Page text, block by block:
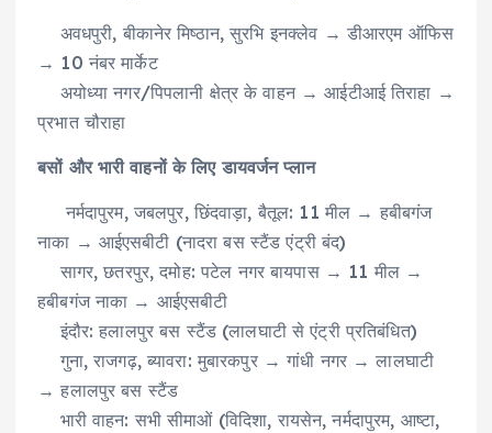
अवधपुरी, बीकानेर मिष्ठान, सुरभि इनक्लेव → डीआरएम ऑफिस
→ 10 नंबर मार्केट
अयोध्या नगर/पिपलानी क्षेत्र के वाहन → आईटीआई तिराहा →
प्रभात चौराहा
बसों और भारी वाहनों के लिए डायवर्जन प्लान
नर्मदापुरम, जबलपुर, छिंदवाड़ा, बैतूल: 11 मील → हबीबगंज
नाका → आईएसबीटी (नादरा बस स्टैंड एंट्री बंद)
सागर, छतरपुर, दमोह: पटेल नगर बायपास → 11 मील →
हबीबगंज नाका → आईएसबीटी
इंदौर: हलालपुर बस स्टैंड (लालघाटी से एंट्री प्रतिबंधित)
गुना, राजगढ़, ब्यावरा: मुबारकपुर → गांधी नगर → लालघाटी
→ हलालपुर बस स्टैंड
भारी वाहन: सभी सीमाओं (विदिशा, रायसेन, नर्मदापुरम, आष्टा,